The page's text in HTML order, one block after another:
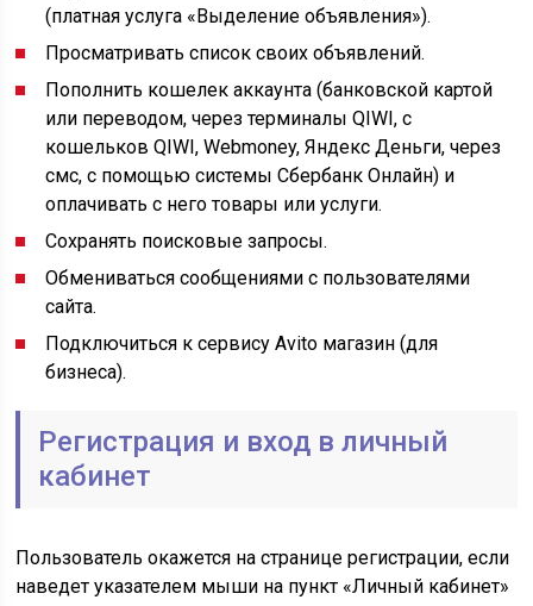
(платная услуга «Выделение объявления»).
Просматривать список своих объявлений.
Пополнить кошелек аккаунта (банковской картой
или переводом, через терминалы QIWI, с
кошельков QIWI, Webmoney, Яндекс Деньги, через
смс, с помощью системы Сбербанк Онлайн) и
оплачивать с него товары или услуги.
Сохранять поисковые запросы.
Обмениваться сообщениями с пользователями
сайта.
Подключиться к сервису Avito магазин (для
бизнеса).
Регистрация и вход в личный
кабинет
Пользователь окажется на странице регистрации, если
наведет указателем мыши на пункт «Личный кабинет»